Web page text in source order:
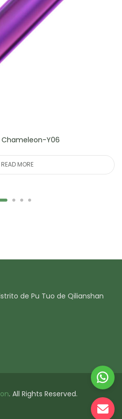
Chameleon-Y06
READ MORE
de Pu Tuo de Qilianshan
. All Rights Reserved.